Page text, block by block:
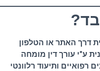
דרך האתר או הטלפון
ע"י עורך דין מומחה
רפואיים ותיעוד רלוונטי